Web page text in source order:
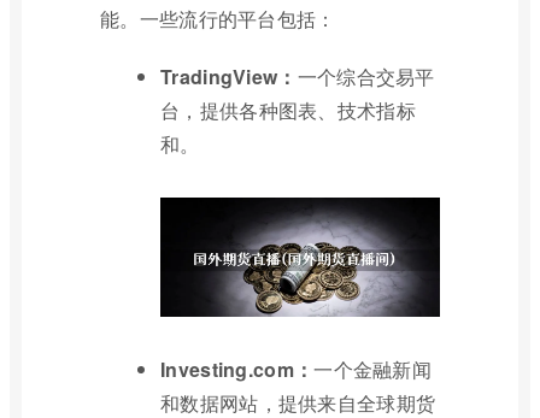
能。一些流行的平台包括：
TradingView： 一个综合交易平
台，提供各种图表、技术指标
和。
Investing.com：一个金融新闻
和数据网站，提供来自全球期货